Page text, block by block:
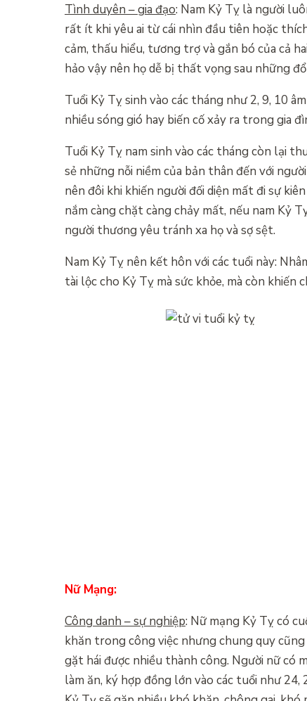
Tình duyên – gia đạo: Nam Kỷ Tỵ là người
rất ít khi yêu ai từ cái nhìn đầu tiên hoặc
cảm, thấu hiểu, tương trợ và gắn bó của cả
hảo vậy nên họ dễ bị thất vọng sau những đổ
Tuổi Kỷ Tỵ sinh vào các tháng như 2, 9, 10
nhiều sóng gió hay biến cố xảy ra trong gia
Tuổi Kỷ Tỵ nam sinh vào các tháng còn lại
sẻ những nỗi niềm của bản thân đến với
nên đôi khi khiến người đối diện mất đi sự
nắm càng chặt càng chảy mất, nếu nam Kỷ
người thương yêu tránh xa họ và sợ sệt.
Nam Kỷ Tỵ nên kết hôn với các tuổi này:
tài lộc cho Kỷ Tỵ mà sức khỏe, mà còn khiến
Nữ Mạng:
Công danh – sự nghiệp: Nữ mạng Kỷ Tỵ có
khăn trong công việc nhưng chung quy
gặt hái được nhiều thành công. Người nữ có
làm ăn, ký hợp đồng lớn vào các tuổi như